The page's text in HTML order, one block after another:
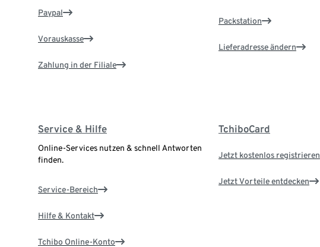
Paypal
Vorauskasse
Zahlung in der Filiale
Packstation
Lieferadresse ändern
Service & Hilfe
Online-Services nutzen & schnell Antworten
finden.
Service-Bereich
Hilfe & Kontakt
Tchibo Online-Konto
TchiboCard
Jetzt kostenlos registrieren
Jetzt Vorteile entdecken